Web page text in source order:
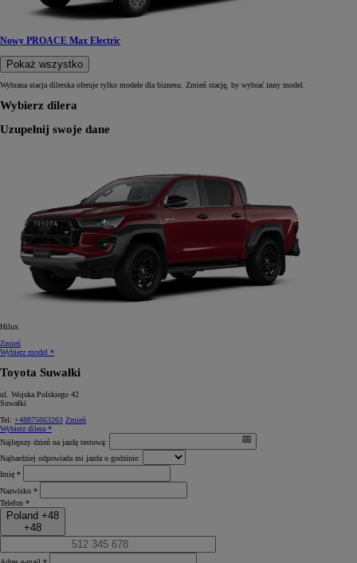
Nowy PROACE Max Electric
Pokaż wszystko
Wybrana stacja dilerska oferuje tylko modele dla biznesu. Zmień stację, by wybrać inny model.
Wybierz dilera
Uzupełnij swoje dane
Hilux
Zmień
Wybierz model *
Toyota Suwałki
ul. Wojska Polskiego 42
Suwałki
Tel: +48875663263 Zmień
Wybierz dilera *
Najlepszy dzień na jazdę testową:
Najbardziej odpowiada mi jazda o godzinie:
Imię *
Nazwisko *
Telefon *
Poland +48
+48